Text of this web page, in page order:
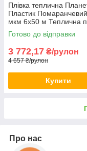
Плівка теплична
Пластик
мкм 6х50 м Теплична
для зимової теплиці
Готово до відправки
3 772,17 ₴/рулон
4 657 ₴/рулон
Купити
Про нас